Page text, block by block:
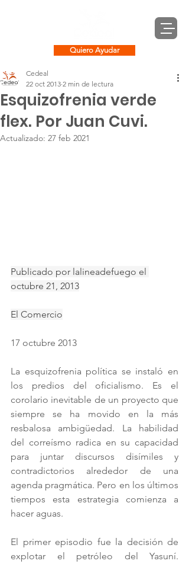
Quiero Ayudar
Esquizofrenia verde
flex. Por Juan Cuvi.
Cedeal
22 oct 2013 2 min de lectura
Actualizado: 27 feb 2021
Publicado por lalineadefuego el
octubre 21, 2013
El Comercio
17 octubre 2013
La esquizofrenia política se instaló en
los predios del oficialismo. Es el
corolario inevitable de un proyecto que
siempre se ha movido en la más
resbalosa ambigüedad. La habilidad
del correísmo radica en su capacidad
para juntar discursos disímiles y
contradictorios alrededor de una
agenda pragmática. Pero en los últimos
tiempos esta estrategia comienza a
hacer aguas.
El primer episodio fue la decisión de
explotar el petróleo del Yasuní.